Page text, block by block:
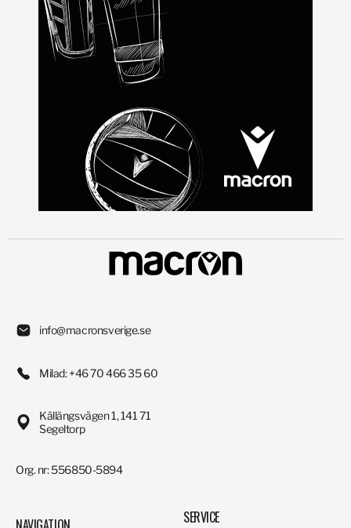
info@macronsverige.se
Milad: +46 70 466 35 60
Källängsvägen 1, 141 71
Segeltorp
Org. nr: 556850-5894
SERVICE